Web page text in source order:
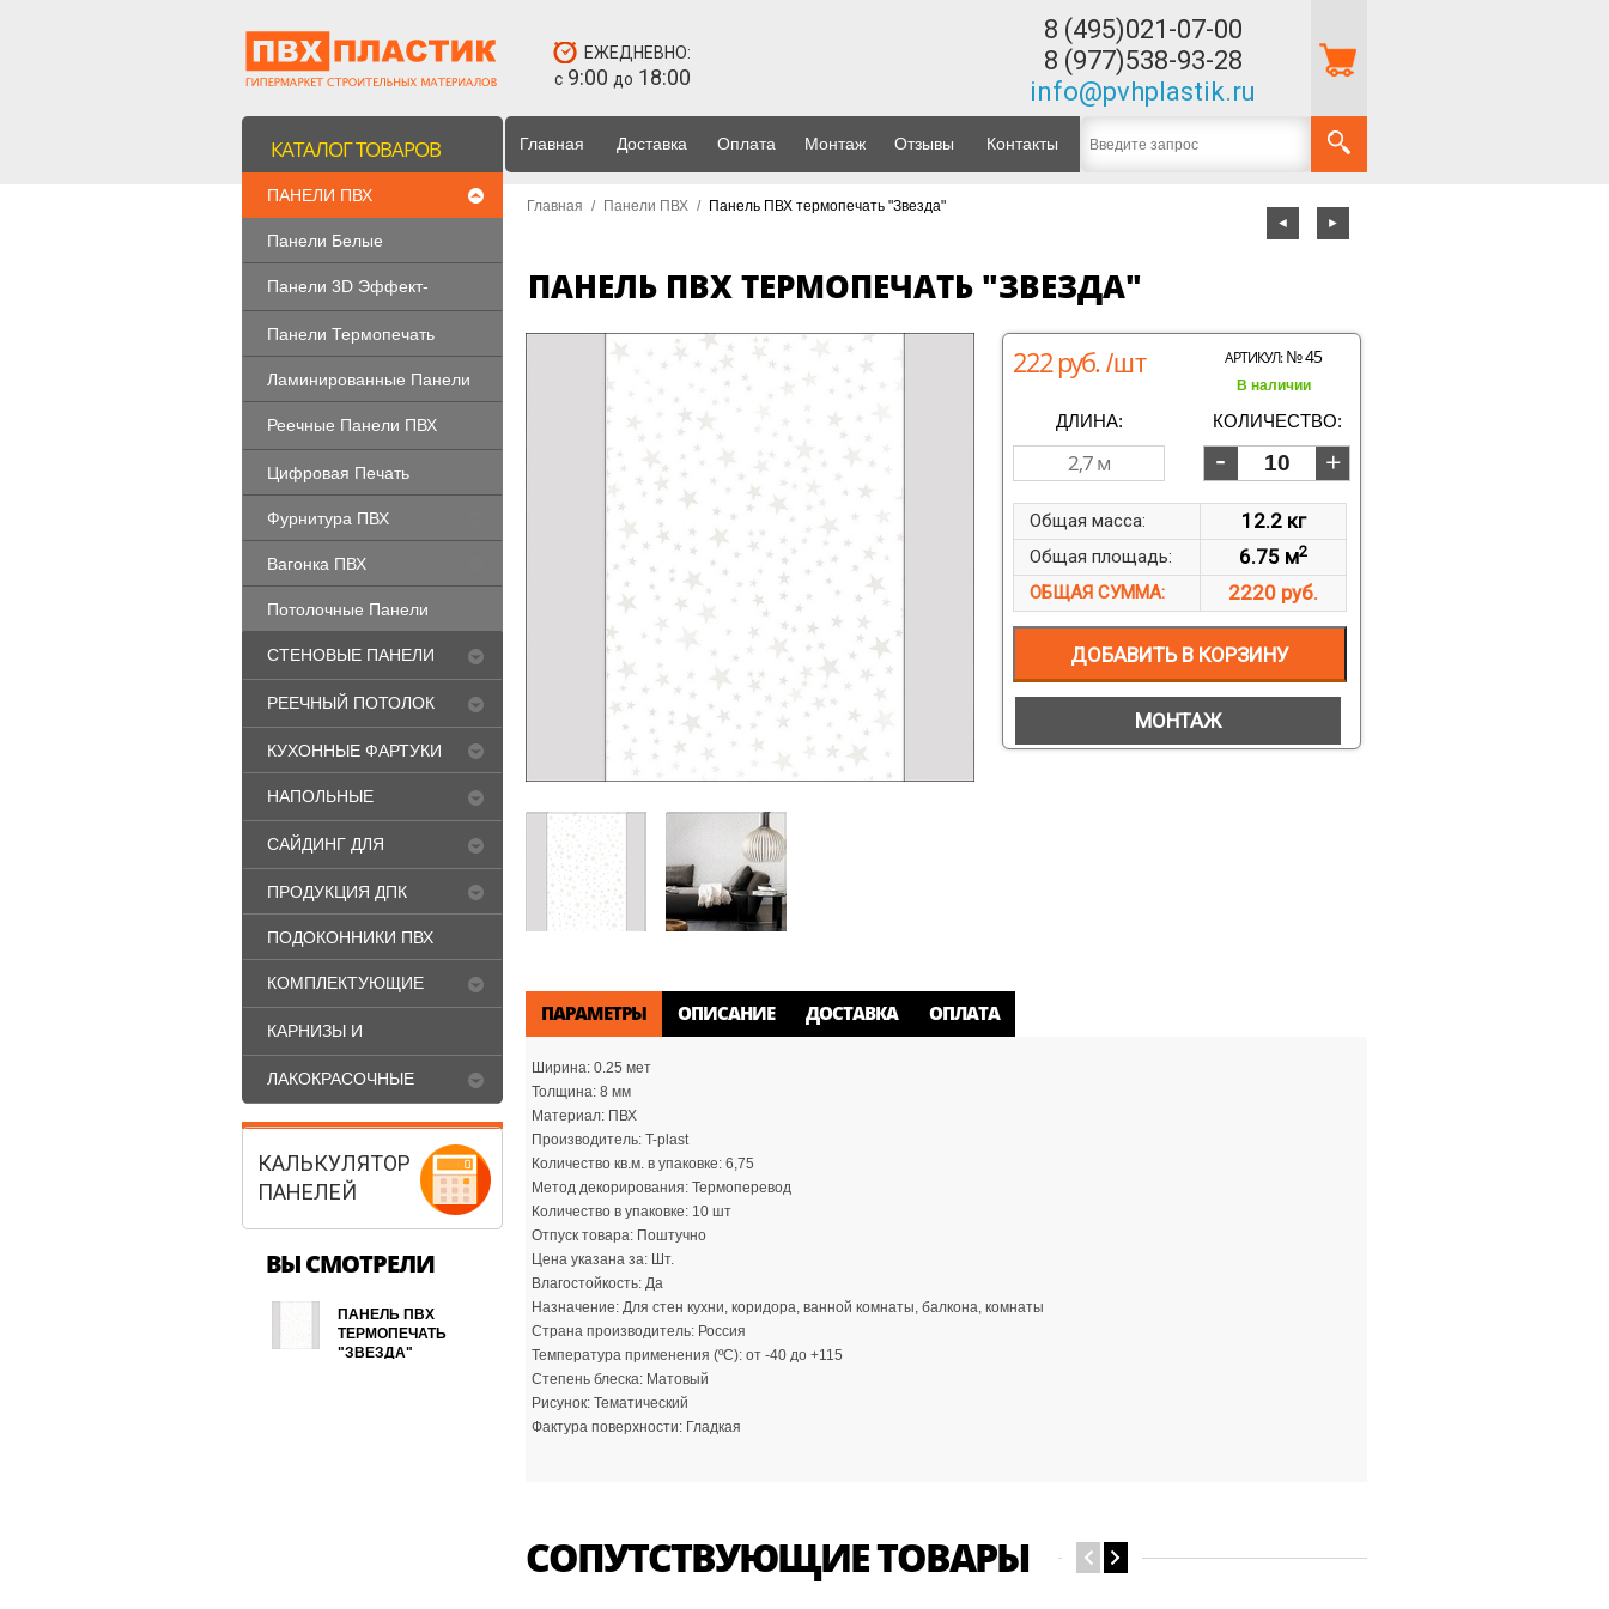
ЕЖЕДНЕВНО:
с9:00 до 18:00
8 (495)021-07-00
8 (977)538-93-28
info@pvhplastik.ru
Главная Доставка Оплата Монтаж Отзывы Контакты
Главная / Панели ПВХ / Панель ПВХ термопечать "Звезда"
◄ ►
ПАНЕЛЬ ПВХ ТЕРМОПЕЧАТЬ "ЗВЕЗДА"
222 руб./шт АРТИКУЛ: № 45
В наличии
ДЛИНА: КОЛИЧЕСТВО:
Общая масса: 12.2 кг
Общая площадь: 6.75 м2
ОБЩАЯ СУММА: 2220 руб.
ДОБАВИТЬ В КОРЗИНУ
МОНТАЖ
ПАРАМЕТРЫ ОПИСАНИЕ ДОСТАВКА ОПЛАТА
Ширина:0.25 мет
Толщина:8 мм
Материал:ПВХ
Производитель:T-plast
Количество кв.м. в упаковке:6,75
Метод декорирования:Термоперевод
Количество в упаковке:10 шт
Отпуск товара:Поштучно
Цена указана за:Шт.
Влагостойкость:Да
Назначение:Для стен кухни, коридора, ванной комнаты, балкона, комнаты
Страна производитель:Россия
Температура применения (ºС):от -40 до +115
Степень блеска:Матовый
Рисунок:Тематический
Фактура поверхности:Гладкая
СОПУТСТВУЮЩИЕ ТОВАРЫ
КАТАЛОГ ТОВАРОВ
ПАНЕЛИ ПВХ
Панели Белые
Панели 3D Эффект-
РАСПРОДАЖА
Панели Термопечать
Ламинированные Панели
Реечные Панели ПВХ
"LEGNO"
Цифровая Печать
Фурнитура ПВХ
Вагонка ПВХ
Потолочные Панели
СТЕНОВЫЕ ПАНЕЛИ
МДФ
РЕЕЧНЫЙ ПОТОЛОК
"CESAL"
КУХОННЫЕ ФАРТУКИ
НАПОЛЬНЫЕ
ПОКРЫТИЯ
САЙДИНГ ДЛЯ
ФАСАДА
ПРОДУКЦИЯ ДПК
ПОДОКОННИКИ ПВХ
КОМПЛЕКТУЮЩИЕ
ДЛЯ ОКОН ПВХ
КАРНИЗЫ И
ПЛИНТУСА
ЛАКОКРАСОЧНЫЕ
МАТЕРИАЛЫ
КАЛЬКУЛЯТОР
ПАНЕЛЕЙ
ВЫ СМОТРЕЛИ
ПАНЕЛЬ ПВХ
ТЕРМОПЕЧАТЬ
"ЗВЕЗДА"